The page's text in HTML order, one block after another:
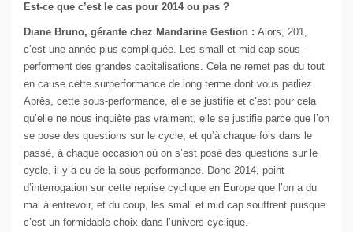
Est-ce que c’est le cas pour 2014 ou pas ?
Diane Bruno, gérante chez Mandarine Gestion : Alors, 201,
c’est une année plus compliquée. Les small et mid cap sous-
performent des grandes capitalisations. Cela ne remet pas du tout
en cause cette surperformance de long terme dont vous parliez.
Après, cette sous-performance, elle se justifie et c’est pour cela
qu’elle ne nous inquiète pas vraiment, elle se justifie parce que l’on
se pose des questions sur le cycle, et qu’à chaque fois dans le
passé, à chaque occasion où on s’est posé des questions sur le
cycle, il y a eu de la sous-performance. Donc 2014, point
d’interrogation sur cette reprise cyclique en Europe que l’on a du
mal à entrevoir, et du coup, les small et mid cap souffrent puisque
c’est un formidable choix dans l’univers cyclique.